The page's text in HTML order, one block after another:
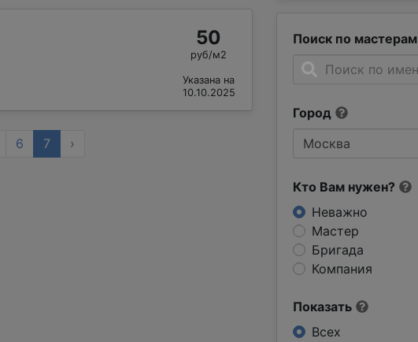
Поиск по мастерам
Город
Кто Вам нужен?
Неважно
Мастер
Бригада
Компания
Показать
Всех
50
руб/м2
Указана на
10.10.2025
6 7 ›